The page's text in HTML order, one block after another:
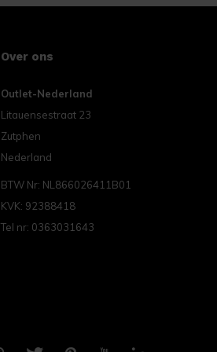
Over ons
Outlet-Nederland
Litauensestraat 23
Zutphen
Nederland
BTW Nr: NL866026411B01
KVK: 92388418
Tel nr: 0363031643